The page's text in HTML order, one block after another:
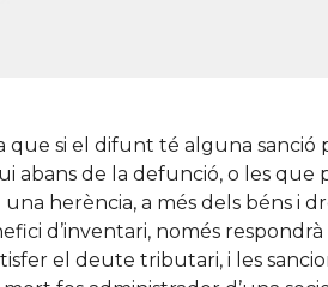
si el difunt té alguna
abans de la defunció, o les
herència, a més dels béns i
d’inventari, només
el deute tributari, i les